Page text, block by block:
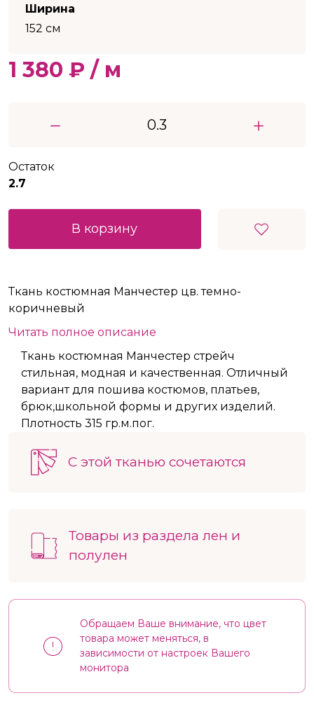
Ширина
152 см
1 380 ₽ / м
Остаток
2.7
В корзину
Ткань костюмная Манчестер цв. темно-
коричневый
Читать полное описание
Ткань костюмная Манчестер стрейч
стильная, модная и качественная. Отличный
вариант для пошива костюмов, платьев,
брюк,школьной формы и других изделий.
Плотность 315 гр.м.пог.
С этой тканью сочетаются
Товары из раздела лен и
полулен
Обращаем Ваше внимание, что цвет
товара может меняться, в
зависимости от настроек Вашего
монитора